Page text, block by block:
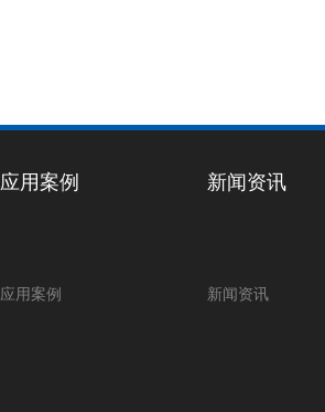
应用案例
应用案例
新闻资讯
新闻资讯